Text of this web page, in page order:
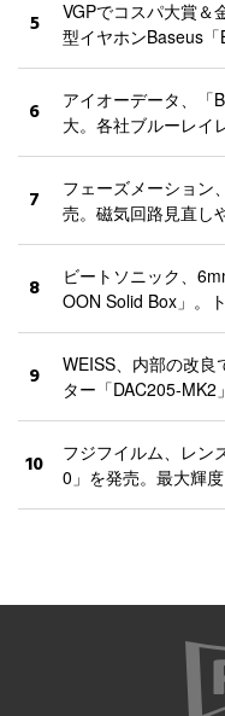
5
VGPでコスパ大賞＆
型イヤホンBaseus「
6
アイオーデータ、「
大。各社ブルーレイ
7
フェーズメーション
売。磁気回路見直し
8
ビートソニック、
OON Solid Box」。
9
WEISS、内部の改良
ター「DAC205-MK2」
10
フジフイルム、レン
0」を発売。最大輝